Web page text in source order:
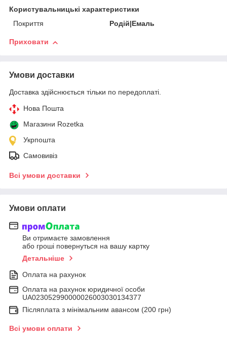
Користувальницькі характеристики
Покриття
Родій|Емаль
Приховати
Умови доставки
Доставка здійснюється тільки по передоплаті.
Нова Пошта
Магазини Rozetka
Укрпошта
Самовивіз
Всі умови доставки
Умови оплати
Ви отримаєте замовлення
або гроші повернуться на вашу картку
Детальніше
Оплата на рахунок
Оплата на рахунок юридичної особи
UA023052990000026003030134377
Післяплата з мінімальним авансом (200 грн)
Всі умови оплати